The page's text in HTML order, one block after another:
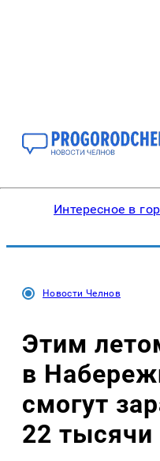
Интересное в
Новости Челнов
Этим
в
смогут
22 тысячи